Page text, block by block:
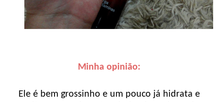
Minha opinião:
Ele é bem grossinho e um pouco já hidrata e